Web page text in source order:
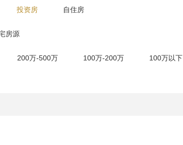
投资房 自住房
房源
200万-500万 100万-200万 100万以下